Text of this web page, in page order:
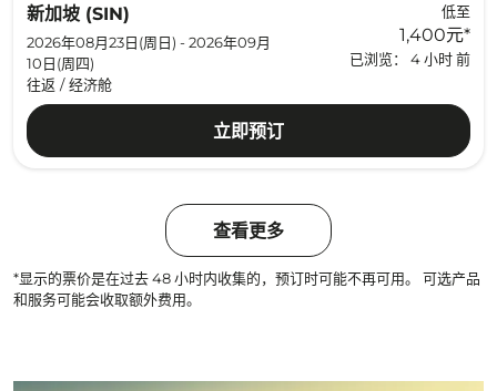
新加坡 (SIN)
2026年08月23日(周日) - 2026年09月
10日(周四)
往返 / 经济舱
低至
1,400元*
已浏览： 4 小时 前
立即预订
查看更多
*显示的票价是在过去 48 小时内收集的，预订时可能不再可用。 可选产品
和服务可能会收取额外费用。